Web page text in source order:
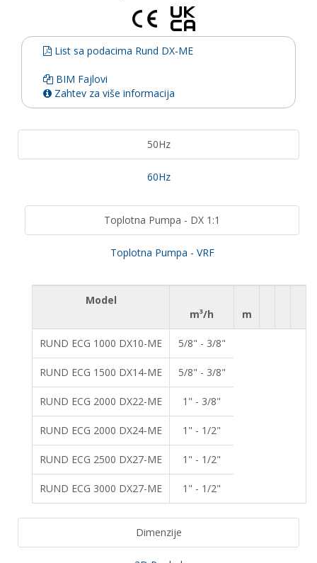
List sa podacima Rund DX-ME
BIM Fajlovi
Zahtev za više informacija
50Hz
60Hz
Toplotna Pumpa - DX 1:1
Toplotna Pumpa - VRF
Model
m³/h
m
RUND ECG 1000 DX10-ME 5/8" - 3/8"
RUND ECG 1500 DX14-ME 5/8" - 3/8"
RUND ECG 2000 DX22-ME 1" - 3/8"
RUND ECG 2000 DX24-ME 1" - 1/2"
RUND ECG 2500 DX27-ME 1" - 1/2"
RUND ECG 3000 DX27-ME 1" - 1/2"
Dimenzije